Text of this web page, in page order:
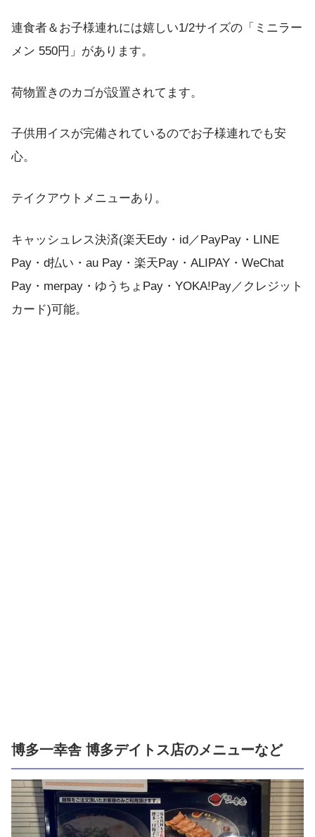
連食者＆お子様連れには嬉しい1/2サイズの「ミニラー
メン 550円」があります。
荷物置きのカゴが設置されてます。
子供用イスが完備されているのでお子様連れでも安
心。
テイクアウトメニューあり。
キャッシュレス決済(楽天Edy・id／PayPay・LINE
Pay・d払い・au Pay・楽天Pay・ALIPAY・WeChat
Pay・merpay・ゆうちょPay・YOKA!Pay／クレジット
カード)可能。
博多一幸舎 博多デイトス店のメニューなど